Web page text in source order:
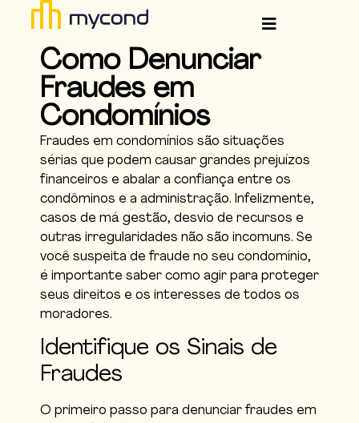
Como Denunciar
Fraudes em
Condomínios
Fraudes em condomínios são situações
sérias que podem causar grandes prejuízos
financeiros e abalar a confiança entre os
condôminos e a administração. Infelizmente,
casos de má gestão, desvio de recursos e
outras irregularidades não são incomuns. Se
você suspeita de fraude no seu condomínio,
é importante saber como agir para proteger
seus direitos e os interesses de todos os
moradores.
Identifique os Sinais de
Fraudes
O primeiro passo para denunciar fraudes em